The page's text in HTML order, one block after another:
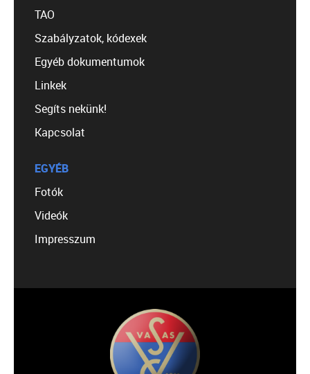
TAO
Szabályzatok, kódexek
Egyéb dokumentumok
Linkek
Segíts nekünk!
Kapcsolat
EGYÉB
Fotók
Videók
Impresszum